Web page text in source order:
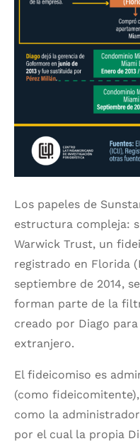
Los papeles de
estructura compleja:
Warwick Trust, un
registrado en Florida
septiembre de 2014,
forman parte de la
creado por Diago
extranjero.
El fideicomiso es
(como
como la
por el cual la propia